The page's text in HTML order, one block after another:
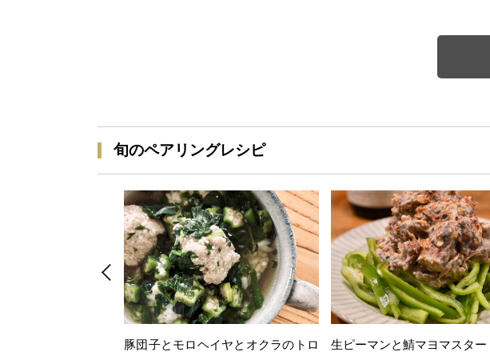
旬のペアリングレシピ
豚団子とモロヘイヤとオクラのトロ
生ピーマンと鯖マヨマスター